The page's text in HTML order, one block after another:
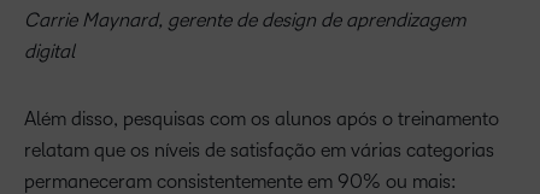
Carrie Maynard, gerente de design de aprendizagem
digital
Além disso, pesquisas com os alunos após o treinamento
relatam que os níveis de satisfação em várias categorias
permaneceram consistentemente em 90% ou mais: